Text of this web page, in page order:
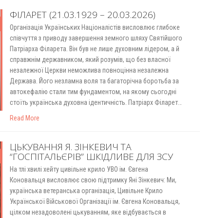
ФІЛАРЕТ (21.03.1929 – 20.03.2026)
Організація Українських Націоналістів висловлює глибоке
співчуття з приводу завершення земного шляху Святійшого
Патріарха Філарета. Він був не лише духовним лідером, а й
справжнім державником, який розумів, що без власної
незалежної Церкви неможлива повноцінна незалежна
Держава. Його незламна воля та багаторічна боротьба за
автокефалію стали тим фундаментом, на якому сьогодні
стоїть українська духовна ідентичність. Патріарх Філарет…
Read More
ЦЬКУВАННЯ Я. ЗІНКЕВИЧ ТА
“ГОСПІТАЛЬЄРІВ” ШКІДЛИВЕ ДЛЯ ЗСУ
На тлі хвилі хейту цивільне крило УВО ім. Євгена
Коновальця висловлює свою підтримку Яні Зінкевич: Ми,
українська ветеранська організація, Цивільне Крило
Української Військової Організації ім. Євгена Коновальця,
цілком незадоволені цькуванням, яке відбувається в